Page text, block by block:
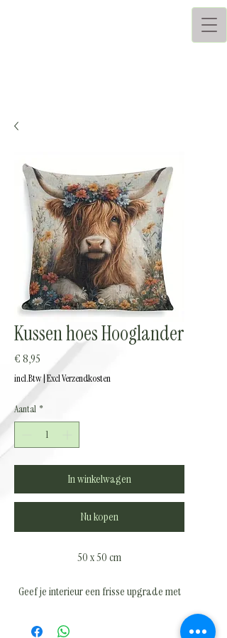
Kussen hoes Hooglander
€ 8,95
incl.Btw|Excl Verzendkosten
Aantal *
In winkelwagen
Nu kopen
50 x 50 cm
Geef je interieur een frisse upgrade met
Met een paar mooie kussenhoezen tover